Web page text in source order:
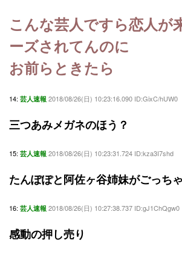
こんな芸人ですら恋人が
ーズされてんのに
お前らときたら
14: 芸人速報 2018/08/26(日) 10:23:16.090 ID:GixC/hUW0
三つあみメガネのほう？
15: 芸人速報 2018/08/26(日) 10:23:31.724 ID:kza3I7shd
たんぽぽと阿佐ヶ谷姉妹がごっち
16: 芸人速報 2018/08/26(日) 10:27:38.737 ID:gJ1ChQgw0
感動の押し売り